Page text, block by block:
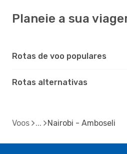
Planeie a sua
Rotas de voo populares
Rotas alternativas
Voos Nairobi - Amboseli